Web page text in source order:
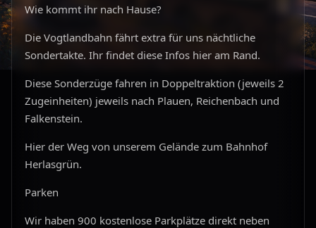
Wie kommt ihr nach Hause?
Die Vogtlandbahn fährt extra für uns nächtliche
Sondertakte. Ihr findet diese Infos hier am Rand.
Diese Sonderzüge fahren in Doppeltraktion (jeweils 2
Zugeinheiten) jeweils nach Plauen, Reichenbach und
Falkenstein.
Hier der Weg von unserem Gelände zum Bahnhof
Herlasgrün.
Parken
Wir haben 900 kostenlose Parkplätze direkt neben